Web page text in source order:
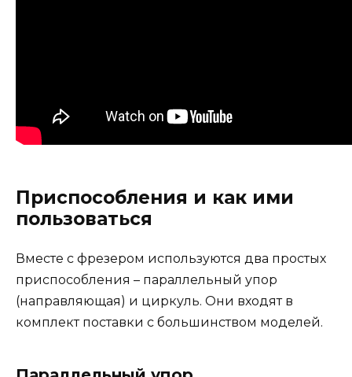
Приспособления и как ими
пользоваться
Вместе с фрезером используются два простых
приспособления – параллельный упор
(направляющая) и циркуль. Они входят в
комплект поставки с большинством моделей.